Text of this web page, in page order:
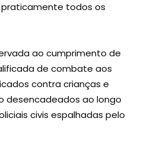
todos os
ao cumprimento de
de combate aos
contra crianças e
desencadeados ao longo
civis espalhadas pelo